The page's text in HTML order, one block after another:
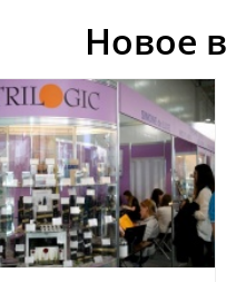
Новое в